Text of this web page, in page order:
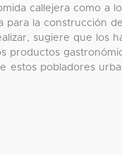
callejera como a
para la construcción
sugiere que los
productos
estos pobladores